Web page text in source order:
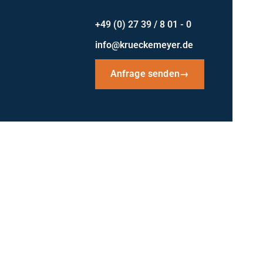
+49 (0) 27 39 / 8 01 - 0
info@krueckemeyer.de
Anfrage senden